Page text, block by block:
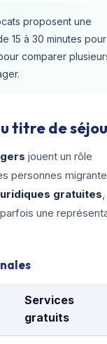
proposent une
15 à 30 minutes pour
comparer
titre de
jouent un rôle
personnes
gratuites
une
Services
gratuits